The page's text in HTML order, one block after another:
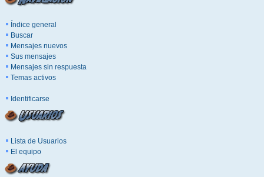
Índice general
Buscar
Mensajes nuevos
Sus mensajes
Mensajes sin respuesta
Temas activos
Identificarse
Lista de Usuarios
El equipo